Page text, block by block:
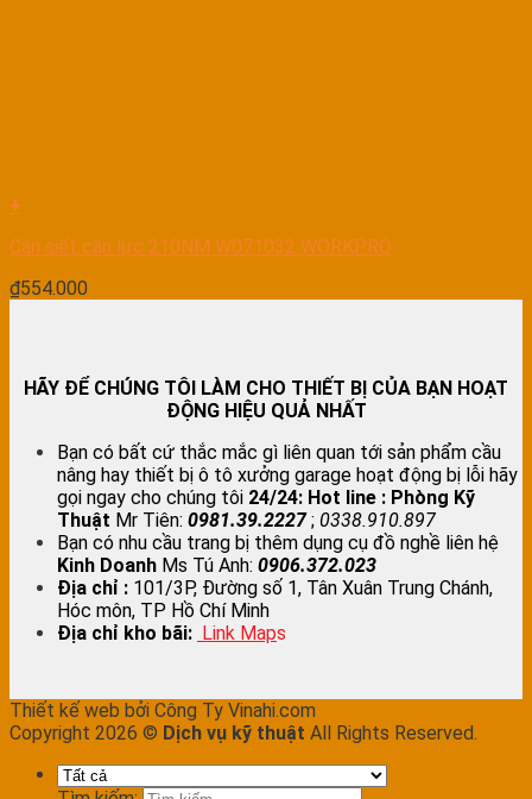
+
Cần siết cân lực 210NM W071032 WORKPRO
₫554.000
HÃY ĐỂ CHÚNG TÔI LÀM CHO THIẾT BỊ CỦA BẠN HOẠT
ĐỘNG HIỆU QUẢ NHẤT
Bạn có bất cứ thắc mắc gì liên quan tới sản phẩm cầu
nâng hay thiết bị ô tô xưởng garage hoạt động bị lỗi hãy
gọi ngay cho chúng tôi 24/24: Hot line : Phòng Kỹ
Thuật Mr Tiên: 0981.39.2227; 0338.910.897
Bạn có nhu cầu trang bị thêm dụng cụ đồ nghề liên hệ
Kinh Doanh Ms Tú Anh: 0906.372.023
Địa chỉ : 101/3P, Đường số 1, Tân Xuân Trung Chánh,
Hóc môn, TP Hồ Chí Minh
Địa chỉ kho bãi: Link Maps
Thiết kế web bởi Công Ty Vinahi.com
Copyright 2026 © Dịch vụ kỹ thuật All Rights Reserved.